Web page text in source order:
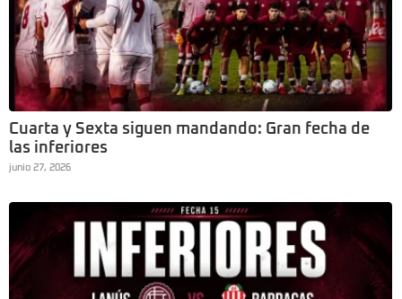
Cuarta y Sexta siguen mandando: Gran fecha de
las inferiores
junio 27, 2026